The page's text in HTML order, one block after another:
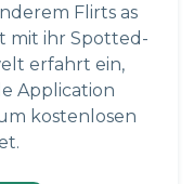
Flirts as
mit ihr Spotted-
erfahrt ein,
Application
kostenlosen